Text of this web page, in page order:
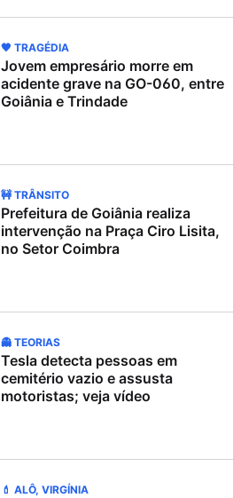
🖤 TRAGÉDIA
Jovem empresário morre em
acidente grave na GO-060, entre
Goiânia e Trindade
🚧 TRÂNSITO
Prefeitura de Goiânia realiza
intervenção na Praça Ciro Lisita,
no Setor Coimbra
👻 TEORIAS
Tesla detecta pessoas em
cemitério vazio e assusta
motoristas; veja vídeo
💄 ALÔ, VIRGÍNIA